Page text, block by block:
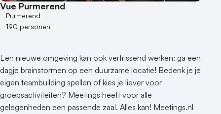
Vue Purmerend
Purmerend
190 personen
Een nieuwe omgeving kan ook verfrissend werken: ga een
dagje brainstormen op een duurzame locatie! Bedenk je je
eigen teambuilding spellen of kies je liever voor
groepsactiviteiten? Meetings heeft voor alle
gelegenheden een passende zaal. Alles kan! Meetings.nl